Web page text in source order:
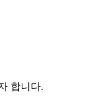
합니다.